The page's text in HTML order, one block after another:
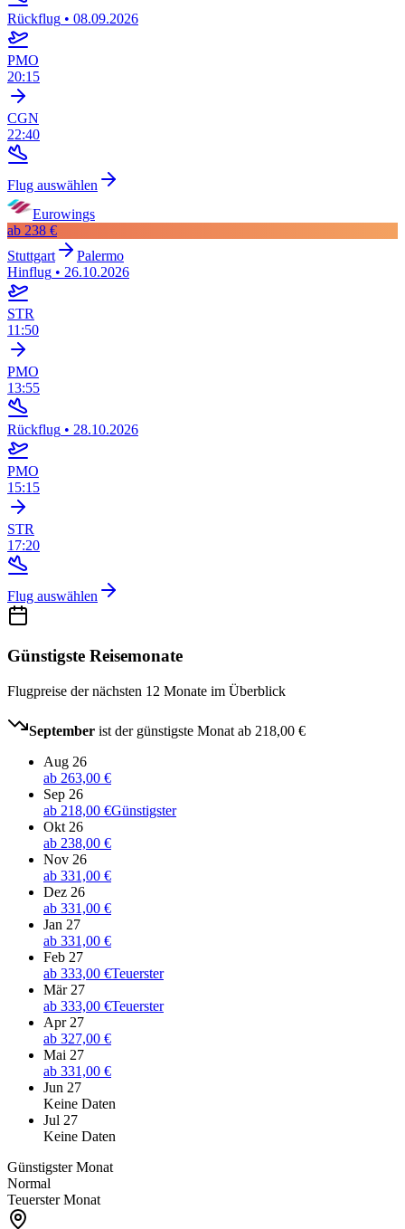
Rückflug • 08.09.2026
PMO
20:15
CGN
22:40
Flug auswählen
Eurowings
ab 238 €
Stuttgart
Palermo
Hinflug • 26.10.2026
STR
11:50
PMO
13:55
Rückflug • 28.10.2026
PMO
15:15
STR
17:20
Flug auswählen
Günstigste Reisemonate
Flugpreise der nächsten 12 Monate im Überblick
September ist der günstigste Monat ab 218,00 €
Aug 26
ab 263,00 €
Sep 26
ab 218,00 €Günstigster
Okt 26
ab 238,00 €
Nov 26
ab 331,00 €
Dez 26
ab 331,00 €
Jan 27
ab 331,00 €
Feb 27
ab 333,00 €Teuerster
Mär 27
ab 333,00 €Teuerster
Apr 27
ab 327,00 €
Mai 27
ab 331,00 €
Jun 27
Keine Daten
Jul 27
Keine Daten
Günstigster Monat
Normal
Teuerster Monat